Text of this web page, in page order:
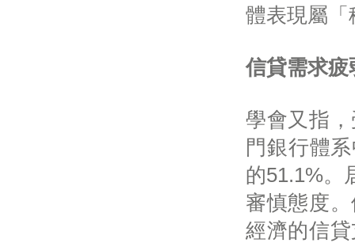
體表現屬
信貸需求疲
學會又指
門銀行體
的51.1%。
審慎態度
經濟的信